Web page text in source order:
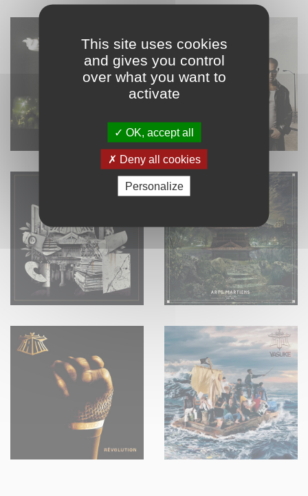
This site uses cookies
and gives you control
over what you want to
activate
OK, accept all
Deny all cookies
Personalize